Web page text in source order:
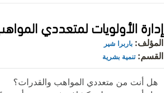
إدارة الأولويات لمتعددي
المؤلف: باربرا شير
القسم: تنمية بشرية
هل أنت من متعددي المواهب والقدرات؟